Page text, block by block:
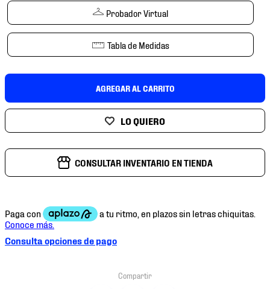
Probador Virtual
Tabla de Medidas
AGREGAR AL CARRITO
CONSULTAR INVENTARIO EN TIENDA
Consulta opciones de pago
8.
chivas